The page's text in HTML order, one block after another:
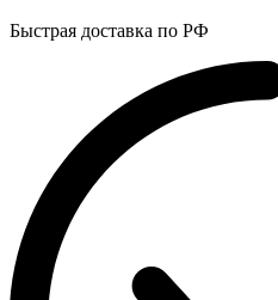
Быстрая доставка по РФ